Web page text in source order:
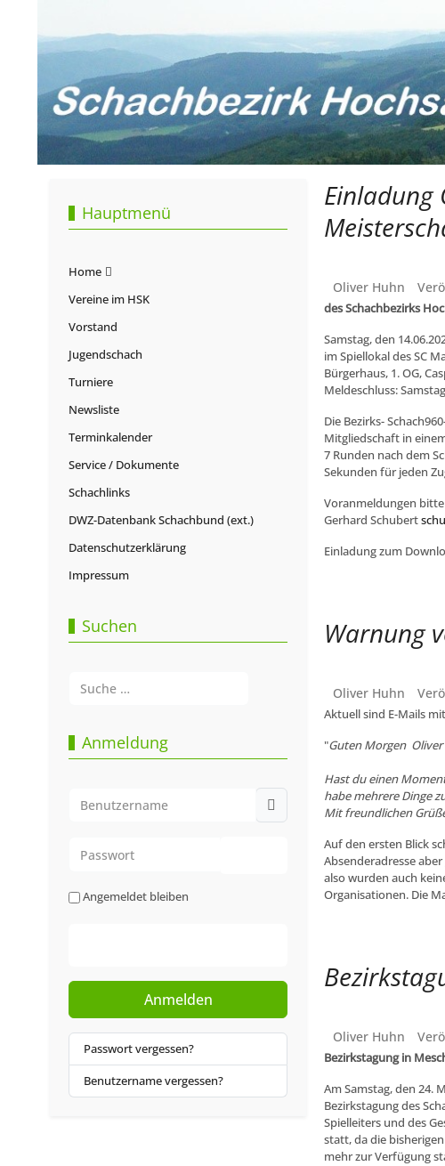
Hauptmenü
Home
Vereine im HSK
Vorstand
Jugendschach
Turniere
Newsliste
Terminkalender
Service / Dokumente
Schachlinks
DWZ-Datenbank Schachbund (ext.)
Datenschutzerklärung
Impressum
Suchen
Anmeldung
Passwort anzeigen
Angemeldet bleiben
Anmelden
Passwort vergessen?
Benutzername vergessen?
Einladung
Oliver Huhn
des Schachbezirks
Samstag, den
im Spiellokal des SC
Bürgerhaus, 1. OG,
Meldeschluss:
Die Bezirks-
Mitgliedschaft in
7 Runden nach dem
Sekunden für jeden
Voranmeldungen
Gerhard Schubert
Einladung zum
Warnung
Oliver Huhn
Aktuell sind E-Mails
"Guten Morgen Oliver
Hast du einen
habe mehrere Dinge
Mit freundlichen
Auf den ersten Blick
Absenderadresse
also wurden auch
Organisationen. Die
Oliver Huhn
Bezirkstagung in
Am Samstag, den 24.
Bezirkstagung des
Spielleiters und des
statt, da die
mehr zur Verfügung